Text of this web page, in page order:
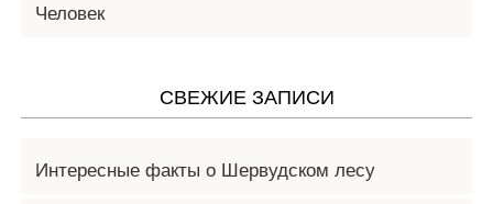
Человек
СВЕЖИЕ ЗАПИСИ
Интересные факты о Шервудском лесу